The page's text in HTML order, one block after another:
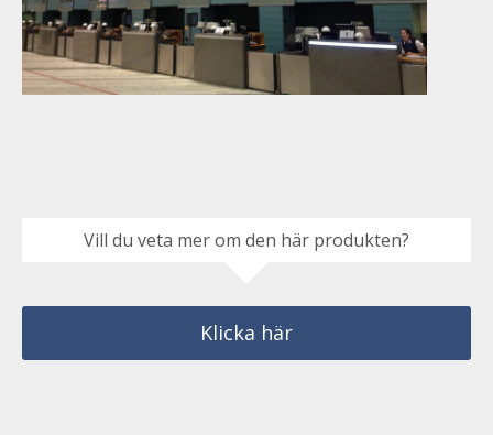
Vill du veta mer om den här produkten?
Klicka här